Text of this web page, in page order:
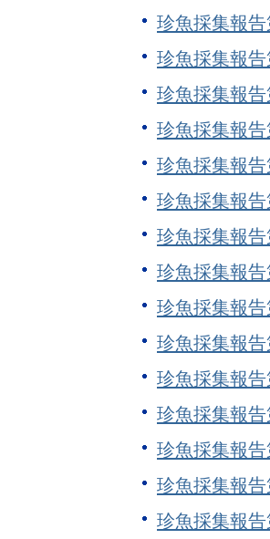
珍魚採集報
珍魚採集報
珍魚採集報
珍魚採集報
珍魚採集報
珍魚採集報
珍魚採集報
珍魚採集報
珍魚採集報
珍魚採集報
珍魚採集報
珍魚採集報
珍魚採集報
珍魚採集報
珍魚採集報